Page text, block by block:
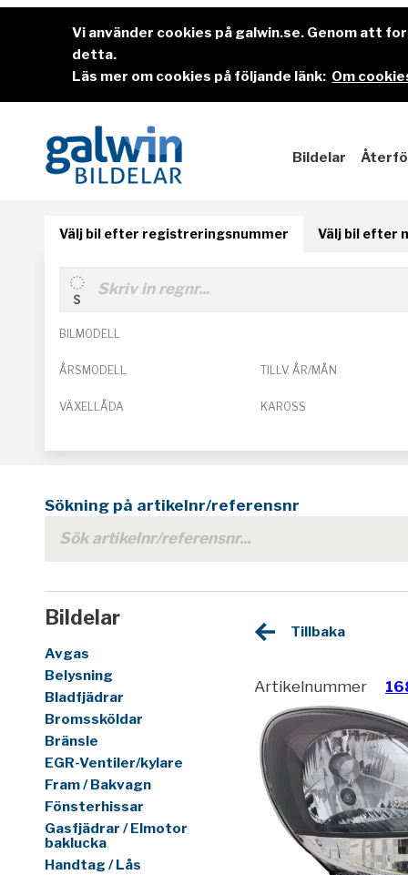
Vi använder cookies på galwin.se. Genom att
detta.
Läs mer om cookies på följande länk: Om
Bildelar
Välj bil efter registreringsnummer Välj bil efter
BILMODELL
ÅRSMODELL TILLV. ÅR/MÅN
VÄXELLÅDA KAROSS
Sökning på artikelnr/referensnr
Bildelar
Avgas
Belysning
Bladfjädrar
Bromssköldar
Bränsle
EGR-Ventiler/kylare
Fram / Bakvagn
Fönsterhissar
Gasfjädrar / Elmotor
baklucka
Handtag / Lås
Tillbaka
Artikelnummer